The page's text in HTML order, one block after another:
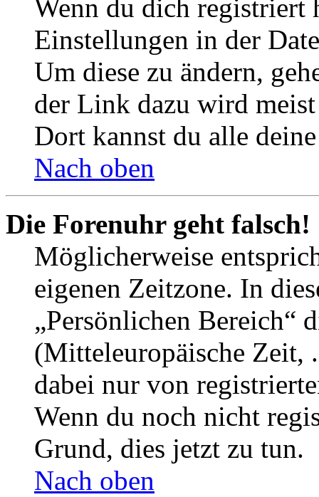
Wenn du dich registriert
Einstellungen in der
Um diese zu ändern,
der Link dazu wird
Dort kannst du alle
Nach oben
Die Forenuhr geht falsch!
Möglicherweise
eigenen Zeitzone. In
„Persönlichen Bereich“
(Mitteleuropäische Zeit,
dabei nur von
Wenn du noch nicht
Grund, dies jetzt zu tun.
Nach oben